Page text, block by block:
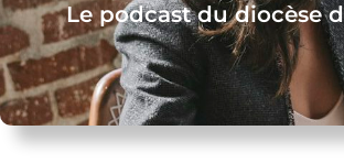
Le podcast du diocèse